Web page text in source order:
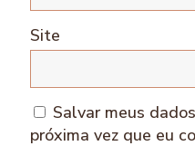
Site
Salvar meus
próxima vez que eu